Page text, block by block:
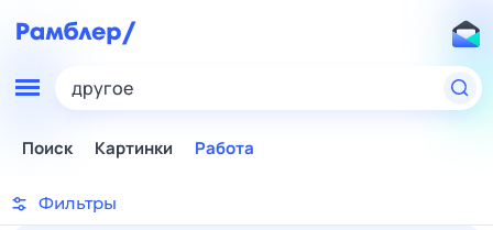
другое
Поиск Картинки Работа
Фильтры